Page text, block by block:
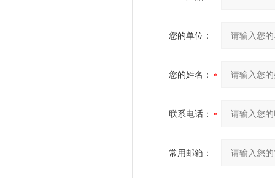
您的单位：
您的姓名：
联系电话：
常用邮箱：